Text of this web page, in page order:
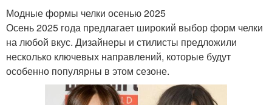
Модные формы челки осенью 2025
Осень 2025 года предлагает широкий выбор форм челки
на любой вкус. Дизайнеры и стилисты предложили
несколько ключевых направлений, которые будут
особенно популярны в этом сезоне.